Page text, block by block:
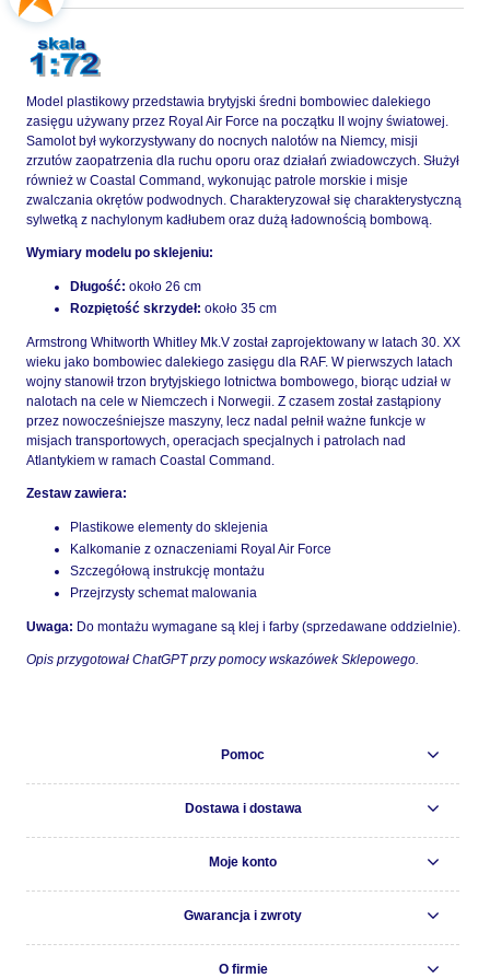
Model plastikowy przedstawia brytyjski średni bombowiec dalekiego
zasięgu używany przez Royal Air Force na początku II wojny światowej.
Samolot był wykorzystywany do nocnych nalotów na Niemcy, misji
zrzutów zaopatrzenia dla ruchu oporu oraz działań zwiadowczych. Służył
również w Coastal Command, wykonując patrole morskie i misje
zwalczania okrętów podwodnych. Charakteryzował się charakterystyczną
sylwetką z nachylonym kadłubem oraz dużą ładownością bombową.
Wymiary modelu po sklejeniu:
Długość: około 26 cm
Rozpiętość skrzydeł: około 35 cm
Armstrong Whitworth Whitley Mk.V został zaprojektowany w latach 30. XX
wieku jako bombowiec dalekiego zasięgu dla RAF. W pierwszych latach
wojny stanowił trzon brytyjskiego lotnictwa bombowego, biorąc udział w
nalotach na cele w Niemczech i Norwegii. Z czasem został zastąpiony
przez nowocześniejsze maszyny, lecz nadal pełnił ważne funkcje w
misjach transportowych, operacjach specjalnych i patrolach nad
Atlantykiem w ramach Coastal Command.
Zestaw zawiera:
Plastikowe elementy do sklejenia
Kalkomanie z oznaczeniami Royal Air Force
Szczegółową instrukcję montażu
Przejrzysty schemat malowania
Uwaga: Do montażu wymagane są klej i farby (sprzedawane oddzielnie).
Opis przygotował ChatGPT przy pomocy wskazówek Sklepowego.
Pomoc
Dostawa i dostawa
Moje konto
Gwarancja i zwroty
O firmie